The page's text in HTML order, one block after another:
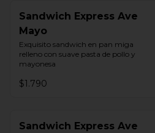
Sandwich Express Ave
Mayo
Exquisito sandwich en pan miga
relleno con suave pasta de pollo y
mayonesa
$1.790
Sandwich Express Ave